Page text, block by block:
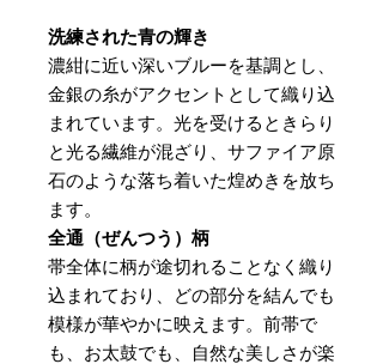
洗練された青の輝き
濃紺に近い深いブルーを基調とし、
金銀の糸がアクセントとして織り込
まれています。光を受けるときらり
と光る繊維が混ざり、サファイア原
石のような落ち着いた煌めきを放ち
ます。
全通（ぜんつう）柄
帯全体に柄が途切れることなく織り
込まれており、どの部分を結んでも
模様が華やかに映えます。前帯で
も、お太鼓でも、自然な美しさが楽